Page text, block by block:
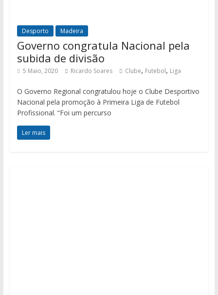
Desporto Madeira
Governo congratula Nacional pela
subida de divisão
5 Maio, 2020 Ricardo Soares Clube, Futebol, Liga
O Governo Regional congratulou hoje o Clube Desportivo
Nacional pela promoção à Primeira Liga de Futebol
Profissional. “Foi um percurso
Ler mais